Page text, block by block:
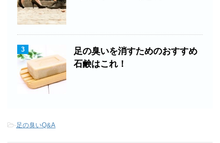
3
足の臭いを消すためのおすすめ
石鹸はこれ！
-足の臭いQ&A